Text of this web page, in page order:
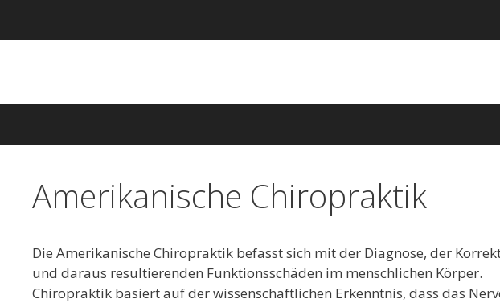
Amerikanische Chiropraktik
Die Amerikanische Chiropraktik befasst sich mit der Diagnose, der
und daraus resultierenden Funktionsschäden im menschlichen Körper.
Chiropraktik basiert auf der wissenschaftlichen Erkenntnis, dass das